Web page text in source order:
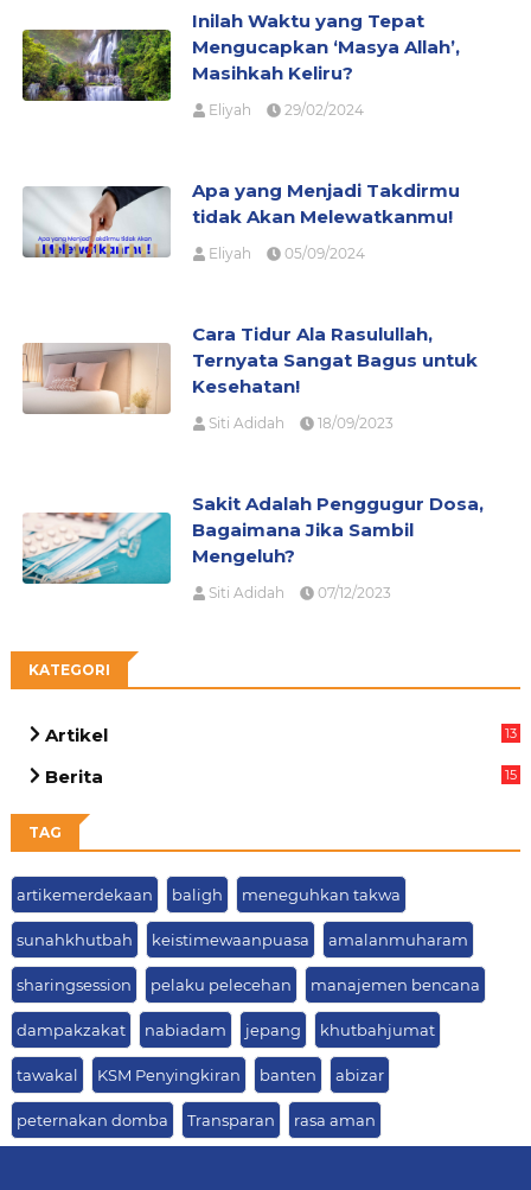
Inilah Waktu yang Tepat
Mengucapkan ‘Masya Allah’,
Masihkah Keliru?
Eliyah 29/02/2024
Apa yang Menjadi Takdirmu
tidak Akan Melewatkanmu!
Eliyah 05/09/2024
Cara Tidur Ala Rasulullah,
Ternyata Sangat Bagus untuk
Kesehatan!
Siti Adidah 18/09/2023
Sakit Adalah Penggugur Dosa,
Bagaimana Jika Sambil
Mengeluh?
Siti Adidah 07/12/2023
KATEGORI
Artikel
13
Berita
15
TAG
artikemerdekaan baligh meneguhkan takwa
sunahkhutbah keistimewaanpuasa amalanmuharam
sharingsession pelaku pelecehan manajemen bencana
dampakzakat nabiadam jepang khutbahjumat
tawakal KSM Penyingkiran banten abizar
peternakan domba Transparan rasa aman